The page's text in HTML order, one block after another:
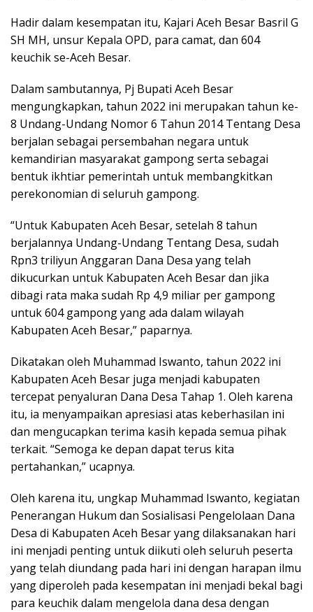
Hadir dalam kesempatan itu, Kajari Aceh Besar Basril G
SH MH, unsur Kepala OPD, para camat, dan 604
keuchik se-Aceh Besar.
Dalam sambutannya, Pj Bupati Aceh Besar
mengungkapkan, tahun 2022 ini merupakan tahun ke-
8 Undang-Undang Nomor 6 Tahun 2014 Tentang Desa
berjalan sebagai persembahan negara untuk
kemandirian masyarakat gampong serta sebagai
bentuk ikhtiar pemerintah untuk membangkitkan
perekonomian di seluruh gampong.
“Untuk Kabupaten Aceh Besar, setelah 8 tahun
berjalannya Undang-Undang Tentang Desa, sudah
Rpn3 triliyun Anggaran Dana Desa yang telah
dikucurkan untuk Kabupaten Aceh Besar dan jika
dibagi rata maka sudah Rp 4,9 miliar per gampong
untuk 604 gampong yang ada dalam wilayah
Kabupaten Aceh Besar,” paparnya.
Dikatakan oleh Muhammad Iswanto, tahun 2022 ini
Kabupaten Aceh Besar juga menjadi kabupaten
tercepat penyaluran Dana Desa Tahap 1. Oleh karena
itu, ia menyampaikan apresiasi atas keberhasilan ini
dan mengucapkan terima kasih kepada semua pihak
terkait. “Semoga ke depan dapat terus kita
pertahankan,” ucapnya.
Oleh karena itu, ungkap Muhammad Iswanto, kegiatan
Penerangan Hukum dan Sosialisasi Pengelolaan Dana
Desa di Kabupaten Aceh Besar yang dilaksanakan hari
ini menjadi penting untuk diikuti oleh seluruh peserta
yang telah diundang pada hari ini dengan harapan ilmu
yang diperoleh pada kesempatan ini menjadi bekal bagi
para keuchik dalam mengelola dana desa dengan